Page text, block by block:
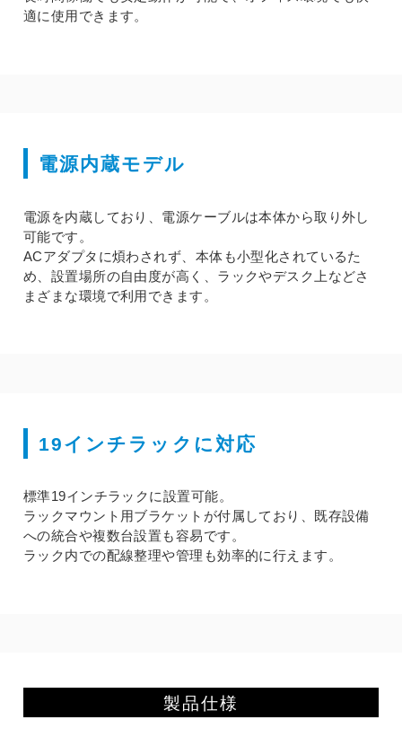
適に使用できます。
電源内蔵モデル
電源を内蔵しており、電源ケーブルは本体から取り外し
可能です。
ACアダプタに煩わされず、本体も小型化されているた
め、設置場所の自由度が高く、ラックやデスク上などさ
まざまな環境で利用できます。
19インチラックに対応
標準19インチラックに設置可能。
ラックマウント用ブラケットが付属しており、既存設備
への統合や複数台設置も容易です。
ラック内での配線整理や管理も効率的に行えます。
製品仕様